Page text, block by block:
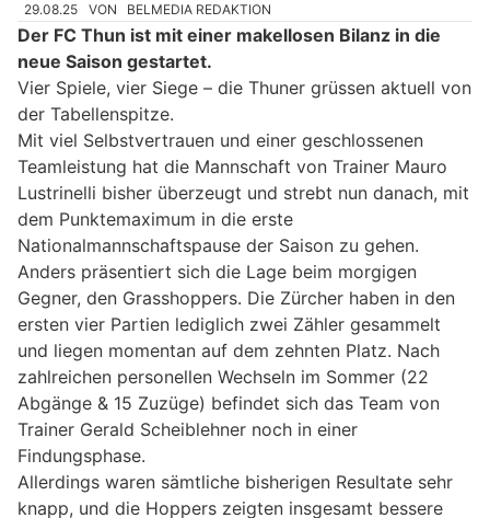
29.08.25 VON BELMEDIA REDAKTION
Der FC Thun ist mit einer makellosen Bilanz in die
neue Saison gestartet.
Vier Spiele, vier Siege – die Thuner grüssen aktuell von
der Tabellenspitze.
Mit viel Selbstvertrauen und einer geschlossenen
Teamleistung hat die Mannschaft von Trainer Mauro
Lustrinelli bisher überzeugt und strebt nun danach, mit
dem Punktemaximum in die erste
Nationalmannschaftspause der Saison zu gehen.
Anders präsentiert sich die Lage beim morgigen
Gegner, den Grasshoppers. Die Zürcher haben in den
ersten vier Partien lediglich zwei Zähler gesammelt
und liegen momentan auf dem zehnten Platz. Nach
zahlreichen personellen Wechseln im Sommer (22
Abgänge & 15 Zuzüge) befindet sich das Team von
Trainer Gerald Scheiblehner noch in einer
Findungsphase.
Allerdings waren sämtliche bisherigen Resultate sehr
knapp, und die Hoppers zeigten insgesamt bessere